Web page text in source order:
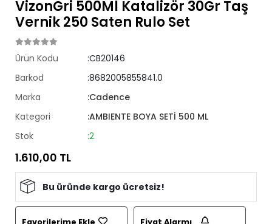
VizonGri 500Ml Katalizör 30Gr Taş
Vernik 250 Saten Rulo Set
Ürün Kodu
:CB20146
Barkod
:8682005855841.0
Marka
:Cadence
Kategori
:AMBIENTE BOYA SETİ 500 ML
Stok
:2
1.610,00 TL
Bu üründe kargo ücretsiz!
Favorilerime Ekle Fiyat Alarmı